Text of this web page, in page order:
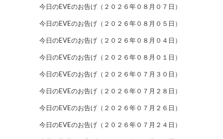
今日のEVEのお告げ（２０２６年０８月０７日）
今日のEVEのお告げ（２０２６年０８月０５日）
今日のEVEのお告げ（２０２６年０８月０４日）
今日のEVEのお告げ（２０２６年０８月０１日）
今日のEVEのお告げ（２０２６年０７月３０日）
今日のEVEのお告げ（２０２６年０７月２８日）
今日のEVEのお告げ（２０２６年０７月２６日）
今日のEVEのお告げ（２０２６年０７月２４日）